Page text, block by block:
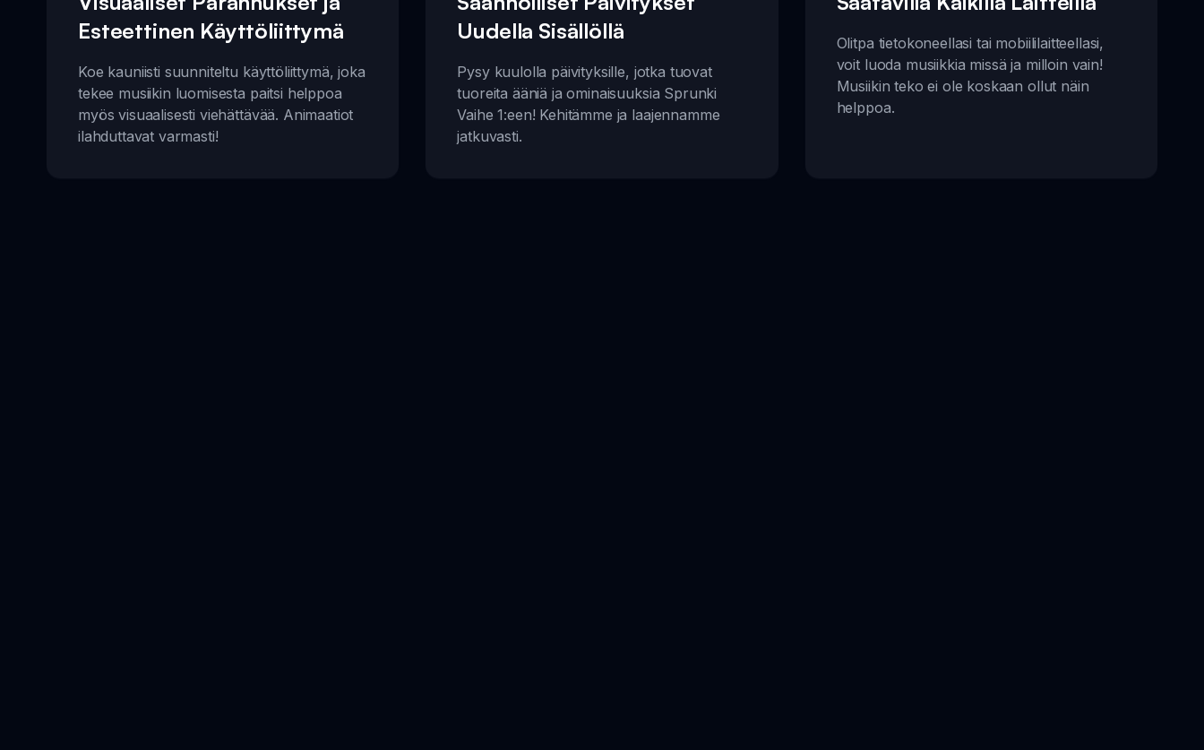
Esteettinen Käyttöliittymä
Koe kauniisti suunniteltu käyttöliittymä, joka
tekee musiikin luomisesta paitsi helppoa
myös visuaalisesti viehättävää. Animaatiot
ilahduttavat varmasti!
Uudella Sisällöllä
Pysy kuulolla päivityksille, jotka tuovat
tuoreita ääniä ja ominaisuuksia Sprunki
Vaihe 1:een! Kehitämme ja laajennamme
jatkuvasti.
Olitpa tietokoneellasi tai mobiililaitteellasi,
voit luoda musiikkia missä ja milloin vain!
Musiikin teko ei ole koskaan ollut näin
helppoa.